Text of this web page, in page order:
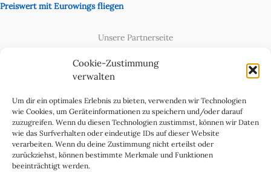
Cookie-Zustimmung
verwalten
Um dir ein optimales Erlebnis zu bieten, verwenden wir Technologien
wie Cookies, um Geräteinformationen zu speichern und/oder darauf
zuzugreifen. Wenn du diesen Technologien zustimmst, können wir Daten
wie das Surfverhalten oder eindeutige IDs auf dieser Website
verarbeiten. Wenn du deine Zustimmung nicht erteilst oder
zurückziehst, können bestimmte Merkmale und Funktionen
beeinträchtigt werden.
Preiswert mit Eurowings fliegen
Unsere Partnerseite